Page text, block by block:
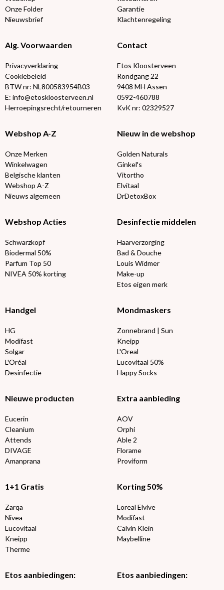
Onze Folder
Nieuwsbrief
Garantie
Klachtenregeling
Alg. Voorwaarden
Privacyverklaring
Cookiebeleid
BTW nr: NL800583954B03
E: info@etoskloosterveen.nl
Herroepingsrecht/retourneren
Contact
Etos Kloosterveen
Rondgang 22
9408 MH Assen
0592-460788
KvK nr: 02329527
Webshop A-Z
Onze Merken
Winkelwagen
Belgische klanten
Webshop A-Z
Nieuws algemeen
Nieuw in de webshop
Golden Naturals
Ginkel's
Vitortho
Elvitaal
DrDetoxBox
Webshop Acties
Schwarzkopf
Biodermal 50%
Parfum Top 50
NIVEA 50% korting
Desinfectie middelen
Haarverzorging
Bad & Douche
Louis Widmer
Make-up
Etos eigen merk
Handgel
HG
Modifast
Solgar
L'Oréal
Desinfectie
Mondmaskers
Zonnebrand | Sun
Kneipp
L'Oreal
Lucovitaal 50%
Happy Socks
Nieuwe producten
Eucerin
Cleanium
Attends
DIVAGE
Amanprana
Extra aanbieding
AOV
Orphi
Able 2
Florame
Proviform
1+1 Gratis
Zarqa
Nivea
Lucovitaal
Kneipp
Therme
Korting 50%
Loreal Elvive
Modifast
Calvin Klein
Maybelline
Etos aanbiedingen: Etos aanbiedingen: